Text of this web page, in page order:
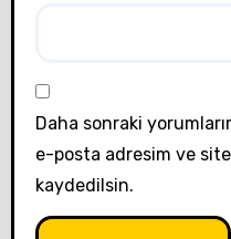
Daha sonraki
e-posta adresim ve
kaydedilsin.